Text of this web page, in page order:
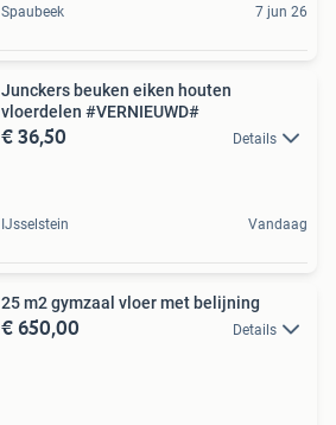
Spaubeek 7 jun 26
Junckers beuken eiken houten
vloerdelen #VERNIEUWD#
€ 36,50 Details
IJsselstein Vandaag
25 m2 gymzaal vloer met belijning
€ 650,00 Details